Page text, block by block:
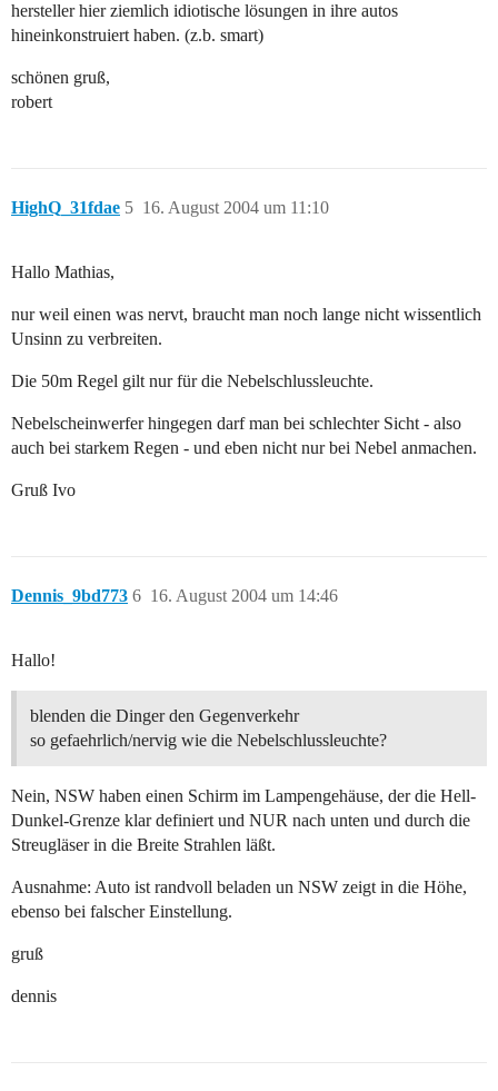
hersteller hier ziemlich idiotische lösungen in ihre autos
hineinkonstruiert haben. (z.b. smart)
schönen gruß,
robert
HighQ_31fdae 16. August 2004 um 11:10
5
Hallo Mathias,
nur weil einen was nervt, braucht man noch lange nicht wissentlich
Unsinn zu verbreiten.
Die 50m Regel gilt nur für die Nebelschlussleuchte.
Nebelscheinwerfer hingegen darf man bei schlechter Sicht - also
auch bei starkem Regen - und eben nicht nur bei Nebel anmachen.
Gruß Ivo
Dennis_9bd773 16. August 2004 um 14:46
6
Hallo!
blenden die Dinger den Gegenverkehr
so gefaehrlich/nervig wie die Nebelschlussleuchte?
Nein, NSW haben einen Schirm im Lampengehäuse, der die Hell-
Dunkel-Grenze klar definiert und NUR nach unten und durch die
Streugläser in die Breite Strahlen läßt.
Ausnahme: Auto ist randvoll beladen un NSW zeigt in die Höhe,
ebenso bei falscher Einstellung.
gruß
dennis